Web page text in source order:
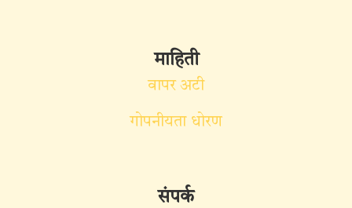
माहिती
वापर अटी
गोपनीयता धोरण
संपर्क